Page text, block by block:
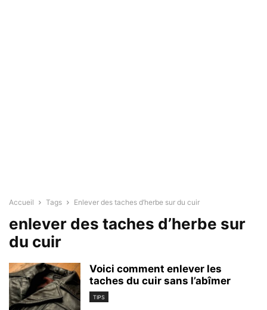
Accueil Tags Enlever des taches d’herbe sur du cuir
enlever des taches d’herbe sur
du cuir
Voici comment enlever les
taches du cuir sans l’abîmer
TIPS